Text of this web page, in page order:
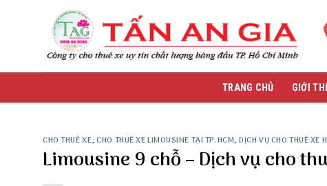
TRANG CHỦ GIỚI
CHO THUÊ XE,CHO THUÊ XE LIMOUSINE TẠI TP.HCM,DỊCH VỤ CHO THUÊ XE
Limousine 9 chỗ – Dịch vụ cho